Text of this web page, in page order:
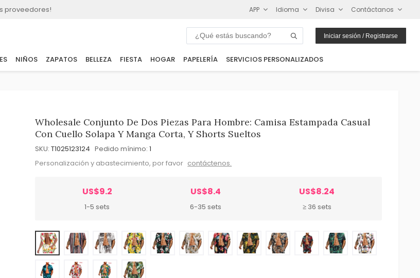
proveedores! APP Idioma Divisa Contáctanos
Iniciar sesión / Registrarse
NIÑOS ZAPATOS BELLEZA FIESTA HOGAR PAPELERÍA SERVICIOS PERSONALIZADOS
Wholesale Conjunto De Dos Piezas Para Hombre: Camisa Estampada Casual
Con Cuello Solapa Y Manga Corta, Y Shorts Sueltos
SKU: T1025123124 Pedido mínimo: 1
Personalización y abastecimiento, por favor contáctenos.
US$9.2
1-5 sets
US$8.4
6-35 sets
US$8.24
≥ 36 sets